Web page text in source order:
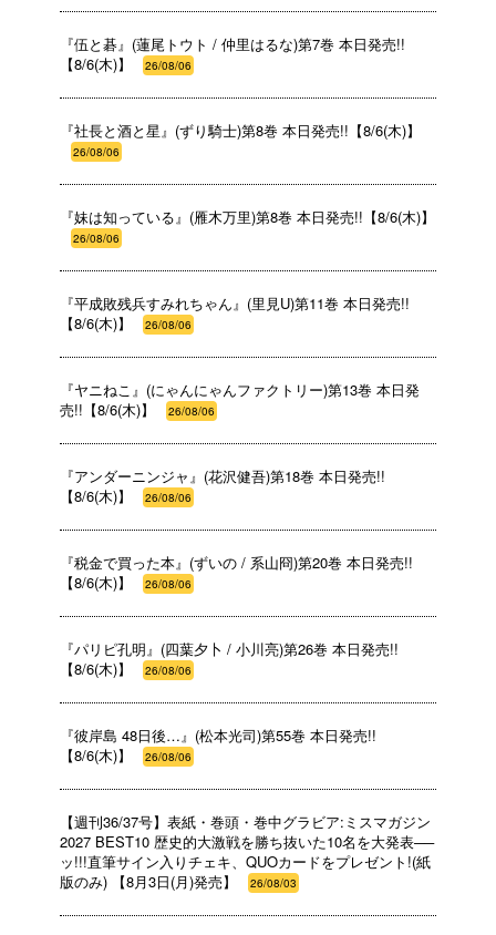
『伍と碁』(蓮尾トウト / 仲里はるな)第7巻 本日発売!!
【8/6(木)】
26/08/06
『社長と酒と星』(ずり騎士)第8巻 本日発売!!【8/6(木)】
26/08/06
『妹は知っている』(雁木万里)第8巻 本日発売!!【8/6(木)】
26/08/06
『平成敗残兵すみれちゃん』(里見U)第11巻 本日発売!!
【8/6(木)】
26/08/06
『ヤニねこ』(にゃんにゃんファクトリー)第13巻 本日発
売!!【8/6(木)】
26/08/06
『アンダーニンジャ』(花沢健吾)第18巻 本日発売!!
【8/6(木)】
26/08/06
『税金で買った本』(ずいの / 系山冏)第20巻 本日発売!!
【8/6(木)】
26/08/06
『パリピ孔明』(四葉夕卜 / 小川亮)第26巻 本日発売!!
【8/6(木)】
26/08/06
『彼岸島 48日後…』(松本光司)第55巻 本日発売!!
【8/6(木)】
26/08/06
【週刊36/37号】表紙・巻頭・巻中グラビア:ミスマガジン
2027 BEST10 歴史的大激戦を勝ち抜いた10名を大発表──
ッ!!!直筆サイン入りチェキ、QUOカードをプレゼント!(紙
版のみ) 【8月3日(月)発売】
26/08/03